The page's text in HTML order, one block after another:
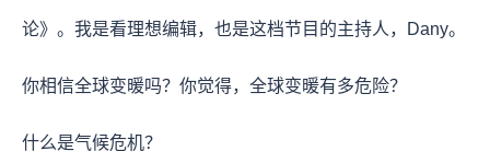
论》。我是看理想编辑，也是这档节目的主持人，Dany。
你相信全球变暖吗？你觉得，全球变暖有多危险？
什么是气候危机？